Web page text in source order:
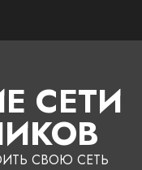
СЕТИ
СВОЮ СЕТЬ